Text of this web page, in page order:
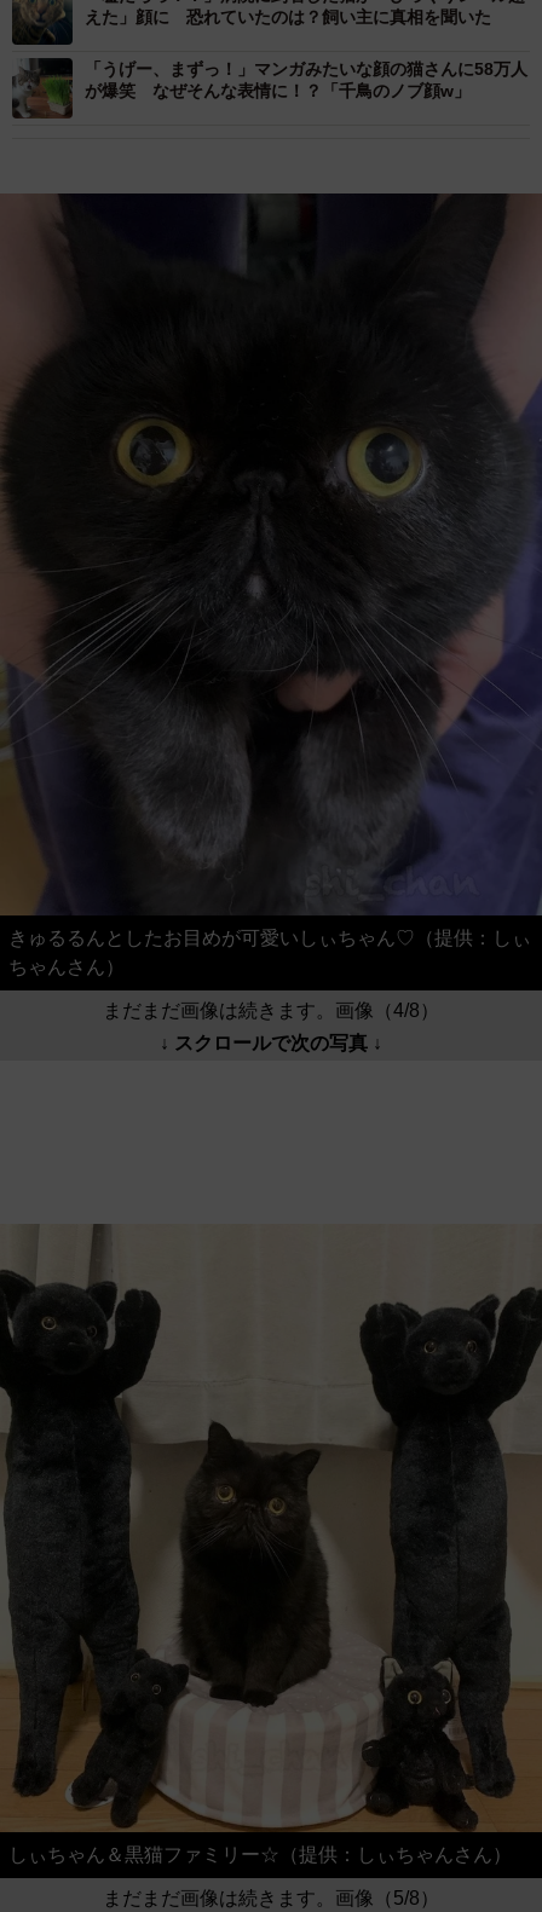
えた」顔に 恐れていたのは？飼い主に真相を聞いた
「うげー、まずっ！」マンガみたいな顔の猫さんに58万人
が爆笑 なぜそんな表情に！？「千鳥のノブ顔w」
きゅるるんとしたお目めが可愛いしぃちゃん♡（提供：しぃ
ちゃんさん）
まだまだ画像は続きます。画像（4/8）
↓ スクロールで次の写真 ↓
しぃちゃん＆黒猫ファミリー☆（提供：しぃちゃんさん）
まだまだ画像は続きます。画像（5/8）